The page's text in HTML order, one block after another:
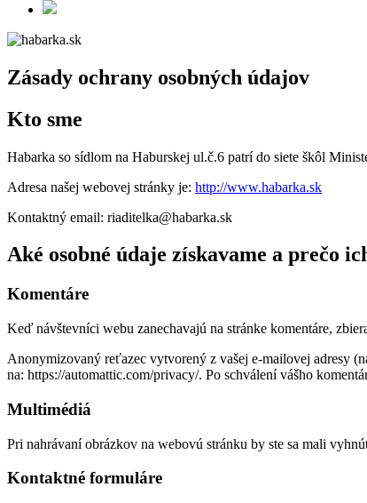
Zásady ochrany osobných údajov
Kto sme
Habarka so sídlom na Haburskej ul.č.6 patrí do siete škôl
Adresa našej webovej stránky je: http://www.habarka.sk
Kontaktný email: riaditelka@habarka.sk
Aké osobné údaje získavame a prečo
Komentáre
Keď návštevníci webu zanechavajú na stránke komentáre,
Anonymizovaný reťazec vytvorený z vašej e-mailovej adresy
na: https://automattic.com/privacy/. Po schválení vášho
Multimédiá
Pri nahrávaní obrázkov na webovú stránku by ste sa mali
Kontaktné formuláre